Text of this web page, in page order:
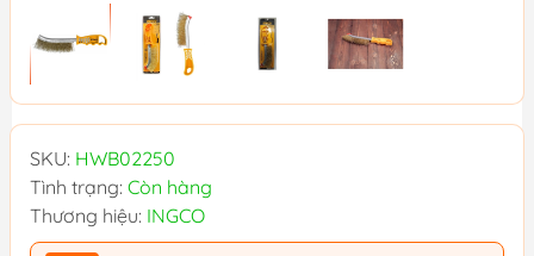
SKU: HWB02250
Tình trạng: Còn hàng
Thương hiệu: INGCO